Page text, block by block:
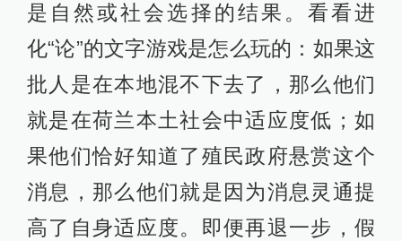
是自然或社会选择的结果。看看进
化“论”的文字游戏是怎么玩的：如果这
批人是在本地混不下去了，那么他们
就是在荷兰本土社会中适应度低；如
果他们恰好知道了殖民政府悬赏这个
消息，那么他们就是因为消息灵通提
高了自身适应度。即便再退一步，假